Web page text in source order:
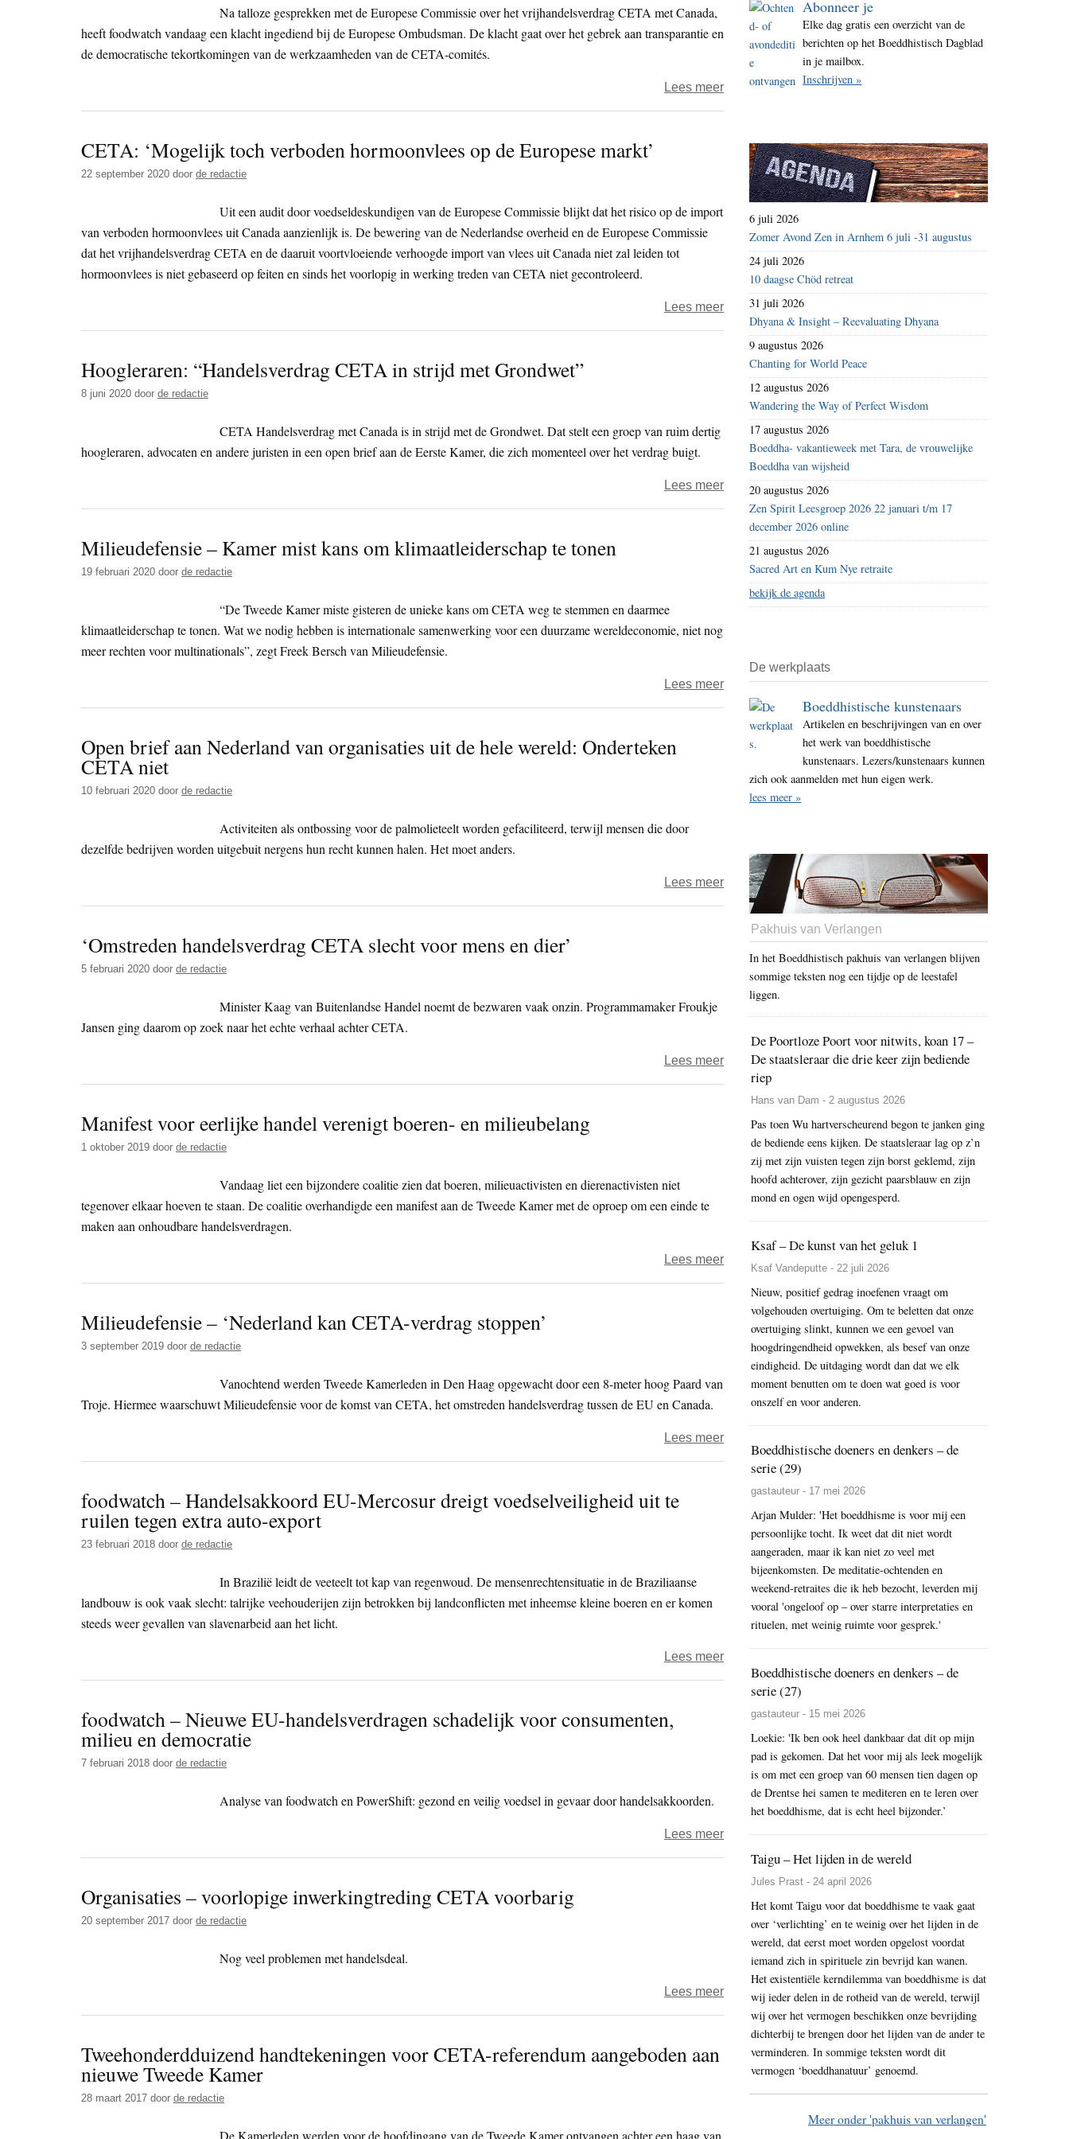
i
t
Na talloze gesprekken met de Europese Commissie over het vrijhandelsverdrag CETA met Canada,
heeft foodwatch vandaag een klacht ingediend bij de Europese Ombudsman. De klacht gaat over het gebrek aan transparantie en
de democratische tekortkomingen van de werkzaamheden van de CETA-comités.
Lees meerover
klacht
Europese
Ombudsman
tegen
CETA
CETA: ‘Mogelijk toch verboden hormoonvlees op de Europese markt’
22 september 2020 door de redactie
Uit een audit door voedseldeskundigen van de Europese Commissie blijkt dat het risico op de import
van verboden hormoonvlees uit Canada aanzienlijk is. De bewering van de Nederlandse overheid en de Europese Commissie
dat het vrijhandelsverdrag CETA en de daaruit voortvloeiende verhoogde import van vlees uit Canada niet zal leiden tot
hormoonvlees is niet gebaseerd op feiten en sinds het voorlopig in werking treden van CETA niet gecontroleerd.
Lees meerover
CETA:
‘Mogelijk
verboden
hormoonvlees
Europese
markt’
Hoogleraren: “Handelsverdrag CETA in strijd met Grondwet”
8 juni 2020 door de redactie
CETA Handelsverdrag met Canada is in strijd met de Grondwet. Dat stelt een groep van ruim dertig
hoogleraren, advocaten en andere juristen in een open brief aan de Eerste Kamer, die zich momenteel over het verdrag buigt.
Lees meerover
Hoogleraren:
“Handelsverdrag
CETA
strijd
Milieudefensie – Kamer mist kans om klimaatleiderschap te tonen
19 februari 2020 door de redactie
“De Tweede Kamer miste gisteren de unieke kans om CETA weg te stemmen en daarmee
klimaatleiderschap te tonen. Wat we nodig hebben is internationale samenwerking voor een duurzame wereldeconomie, niet nog
meer rechten voor multinationals”, zegt Freek Bersch van Milieudefensie.
Lees meerover
Milieudefensie
Kamer
kans
tonen
Open brief aan Nederland van organisaties uit de hele wereld: Onderteken
CETA niet
10 februari 2020 door de redactie
Activiteiten als ontbossing voor de palmolieteelt worden gefaciliteerd, terwijl mensen die door
dezelfde bedrijven worden uitgebuit nergens hun recht kunnen halen. Het moet anders.
Lees meerover
Open
Nederland
organisaties
hele
wereld:
CETA
‘Omstreden handelsverdrag CETA slecht voor mens en dier’
5 februari 2020 door de redactie
Minister Kaag van Buitenlandse Handel noemt de bezwaren vaak onzin. Programmamaker Froukje
Jansen ging daarom op zoek naar het echte verhaal achter CETA.
Lees meerover
‘Omstreden
handelsverdrag
CETA
slecht
mens
Manifest voor eerlijke handel verenigt boeren- en milieubelang
1 oktober 2019 door de redactie
Vandaag liet een bijzondere coalitie zien dat boeren, milieuactivisten en dierenactivisten niet
tegenover elkaar hoeven te staan. De coalitie overhandigde een manifest aan de Tweede Kamer met de oproep om een einde te
maken aan onhoudbare handelsverdragen.
Lees meerover
handel
verenigt
boeren-
Milieudefensie – ‘Nederland kan CETA-verdrag stoppen’
3 september 2019 door de redactie
Vanochtend werden Tweede Kamerleden in Den Haag opgewacht door een 8-meter hoog Paard van
Troje. Hiermee waarschuwt Milieudefensie voor de komst van CETA, het omstreden handelsverdrag tussen de EU en Canada.
Lees meerover
Milieudefensie
‘Nederland
CETA-
stoppen’
foodwatch – Handelsakkoord EU-Mercosur dreigt voedselveiligheid uit te
ruilen tegen extra auto-export
23 februari 2018 door de redactie
In Brazilië leidt de veeteelt tot kap van regenwoud. De mensenrechtensituatie in de Braziliaanse
landbouw is ook vaak slecht: talrijke veehouderijen zijn betrokken bij landconflicten met inheemse kleine boeren en er komen
steeds weer gevallen van slavenarbeid aan het licht.
Lees meerover
foodwatch
Handelsakkoord
Mercosur
dreigt
voedselveiligheid
te
ruilen
tegen
auto-
export
foodwatch – Nieuwe EU-handelsverdragen schadelijk voor consumenten,
milieu en democratie
7 februari 2018 door de redactie
Analyse van foodwatch en PowerShift: gezond en veilig voedsel in gevaar door handelsakkoorden.
Lees meerover
foodwatch
handelsverdragen
schadelijk
consumenten,
milieu
democratie
Organisaties – voorlopige inwerkingtreding CETA voorbarig
20 september 2017 door de redactie
Nog veel problemen met handelsdeal.
Lees meerover
Organisaties
voorlopige
inwerkingtreding
CETA
Tweehonderdduizend handtekeningen voor CETA-referendum aangeboden aan
nieuwe Tweede Kamer
28 maart 2017 door de redactie
De Kamerleden werden voor de hoofdingang van de Tweede Kamer ontvangen achter een haag van
Abonneer je
Elke dag gratis een overzicht van de
berichten op het Boeddhistisch Dagblad
in je mailbox.
Inschrijven »
6 juli 2026
Zomer Avond Zen in Arnhem 6 juli -31 augustus
24 juli 2026
10 daagse Chöd retreat
31 juli 2026
Dhyana & Insight – Reevaluating Dhyana
9 augustus 2026
Chanting for World Peace
12 augustus 2026
Wandering the Way of Perfect Wisdom
17 augustus 2026
Boeddha- vakantieweek met Tara, de vrouwelijke
Boeddha van wijsheid
20 augustus 2026
Zen Spirit Leesgroep 2026 22 januari t/m 17
december 2026 online
21 augustus 2026
Sacred Art en Kum Nye retraite
bekijk de agenda
De werkplaats
Boeddhistische kunstenaars
Artikelen en beschrijvingen van en over
het werk van boeddhistische
kunstenaars. Lezers/kunstenaars kunnen
zich ook aanmelden met hun eigen werk.
lees meer »
Pakhuis van Verlangen
In het Boeddhistisch pakhuis van verlangen blijven
sommige teksten nog een tijdje op de leestafel
liggen.
De Poortloze Poort voor nitwits, koan 17 –
De staatsleraar die drie keer zijn bediende
riep
Hans van Dam - 2 augustus 2026
Pas toen Wu hartverscheurend begon te janken ging
de bediende eens kijken. De staatsleraar lag op z’n
zij met zijn vuisten tegen zijn borst geklemd, zijn
hoofd achterover, zijn gezicht paarsblauw en zijn
mond en ogen wijd opengesperd.
Ksaf – De kunst van het geluk 1
Ksaf Vandeputte - 22 juli 2026
Nieuw, positief gedrag inoefenen vraagt om
volgehouden overtuiging. Om te beletten dat onze
overtuiging slinkt, kunnen we een gevoel van
hoogdringendheid opwekken, als besef van onze
eindigheid. De uitdaging wordt dan dat we elk
moment benutten om te doen wat goed is voor
onszelf en voor anderen.
Boeddhistische doeners en denkers – de
serie (29)
gastauteur - 17 mei 2026
Arjan Mulder: 'Het boeddhisme is voor mij een
persoonlijke tocht. Ik weet dat dit niet wordt
aangeraden, maar ik kan niet zo veel met
bijeenkomsten. De meditatie-ochtenden en
weekend-retraites die ik heb bezocht, leverden mij
vooral 'ongeloof op – over starre interpretaties en
rituelen, met weinig ruimte voor gesprek.'
Boeddhistische doeners en denkers – de
serie (27)
gastauteur - 15 mei 2026
Loekie: 'Ik ben ook heel dankbaar dat dit op mijn
pad is gekomen. Dat het voor mij als leek mogelijk
is om met een groep van 60 mensen tien dagen op
de Drentse hei samen te mediteren en te leren over
het boeddhisme, dat is echt heel bijzonder.’
Taigu – Het lijden in de wereld
Jules Prast - 24 april 2026
Het komt Taigu voor dat boeddhisme te vaak gaat
over ‘verlichting’ en te weinig over het lijden in de
wereld, dat eerst moet worden opgelost voordat
iemand zich in spirituele zin bevrijd kan wanen.
Het existentiële kerndilemma van boeddhisme is dat
wij ieder delen in de rotheid van de wereld, terwijl
wij over het vermogen beschikken onze bevrijding
dichterbij te brengen door het lijden van de ander te
verminderen. In sommige teksten wordt dit
vermogen ‘boeddhanatuur’ genoemd.
Meer onder 'pakhuis van verlangen'